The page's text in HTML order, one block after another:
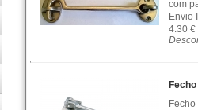
com
Envio
4.30 €